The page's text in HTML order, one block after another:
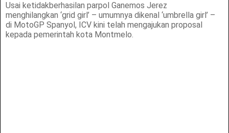
Usai ketidakberhasilan parpol Ganemos Jerez
menghilangkan ‘grid girl’ – umumnya dikenal ‘umbrella girl’ –
di MotoGP Spanyol, ICV kini telah mengajukan proposal
kepada pemerintah kota Montmelo.